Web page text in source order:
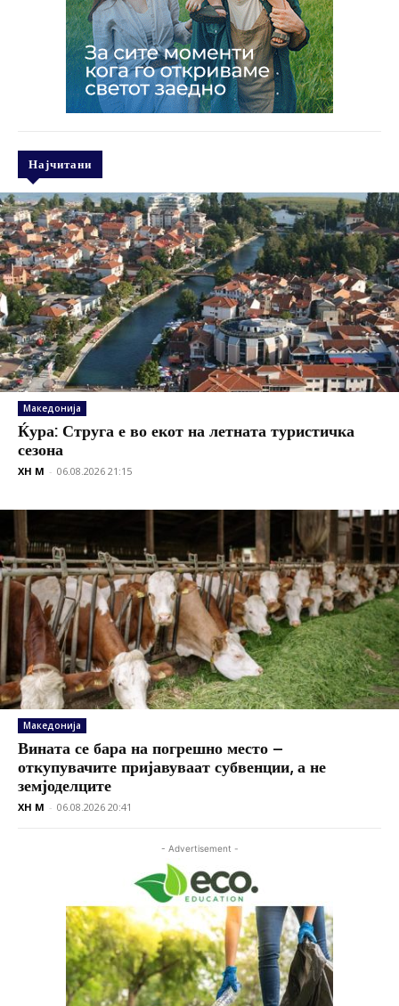
Најчитани
Македонија
Ќура: Струга е во екот на летната туристичка
сезона
XH M - 06.08.2026 21:15
Македонија
Вината се бара на погрешно место –
откупувачите пријавуваат субвенции, а не
земјоделците
XH M - 06.08.2026 20:41
- Advertisement -